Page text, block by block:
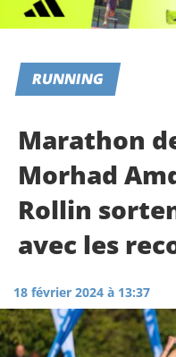
RUNNING
Marathon
Morhad
Rollin
avec les
18 février 2024 à 13:37